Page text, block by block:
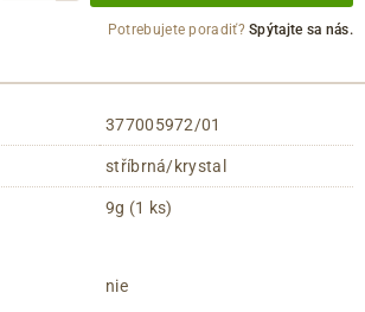
Potrebujete poradiť?Spýtajte sa nás.
377005972/01
stříbrná/krystal
9g (1 ks)
nie